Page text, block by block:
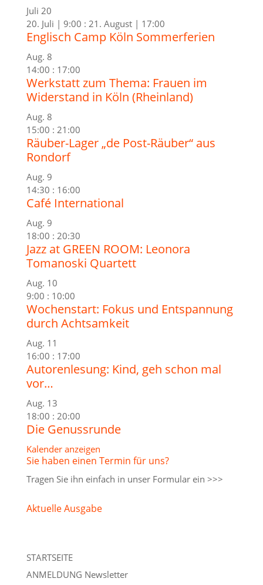
Juli 20
20. Juli | 9:00 : 21. August | 17:00
Englisch Camp Köln Sommerferien
Aug. 8
14:00 : 17:00
Werkstatt zum Thema: Frauen im
Widerstand in Köln (Rheinland)
Aug. 8
15:00 : 21:00
Räuber-Lager „de Post-Räuber“ aus
Rondorf
Aug. 9
14:30 : 16:00
Café International
Aug. 9
18:00 : 20:30
Jazz at GREEN ROOM: Leonora
Tomanoski Quartett
Aug. 10
9:00 : 10:00
Wochenstart: Fokus und Entspannung
durch Achtsamkeit
Aug. 11
16:00 : 17:00
Autorenlesung: Kind, geh schon mal
vor…
Aug. 13
18:00 : 20:00
Die Genussrunde
Kalender anzeigen
Sie haben einen Termin für uns?
Tragen Sie ihn einfach in unser Formular ein >>>
Aktuelle Ausgabe
STARTSEITE
ANMELDUNG Newsletter